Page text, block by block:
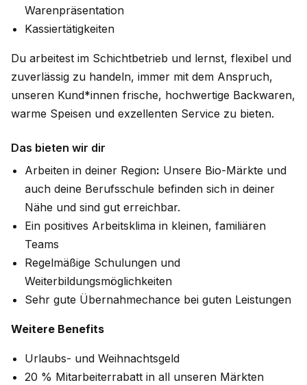
Warenpräsentation
Kassiertätigkeiten
Du arbeitest im Schichtbetrieb und lernst, flexibel und
zuverlässig zu handeln, immer mit dem Anspruch,
unseren Kund*innen frische, hochwertige Backwaren,
warme Speisen und exzellenten Service zu bieten.
Das bieten wir dir
Arbeiten in deiner Region: Unsere Bio-Märkte und
auch deine Berufsschule befinden sich in deiner
Nähe und sind gut erreichbar.
Ein positives Arbeitsklima in kleinen, familiären
Teams
Regelmäßige Schulungen und
Weiterbildungsmöglichkeiten
Sehr gute Übernahmechance bei guten Leistungen
Weitere Benefits
Urlaubs- und Weihnachtsgeld
20 % Mitarbeiterrabatt in all unseren Märkten